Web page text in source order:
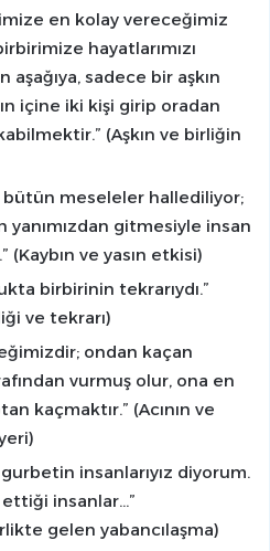
en kolay vereceğimiz
hayatlarımızı
sadece bir aşkın
içine iki kişi girip oradan
(Aşkın ve birliğin
meseleler hallediliyor;
gitmesiyle insan
(Kaybın ve yasın etkisi)
birbirinin tekrarıydı.”
ve tekrarı)
ondan kaçan
vurmuş olur, ona en
kaçmaktır.” (Acının ve
insanlarıyız diyorum.
insanlar…”
gelen yabancılaşma)